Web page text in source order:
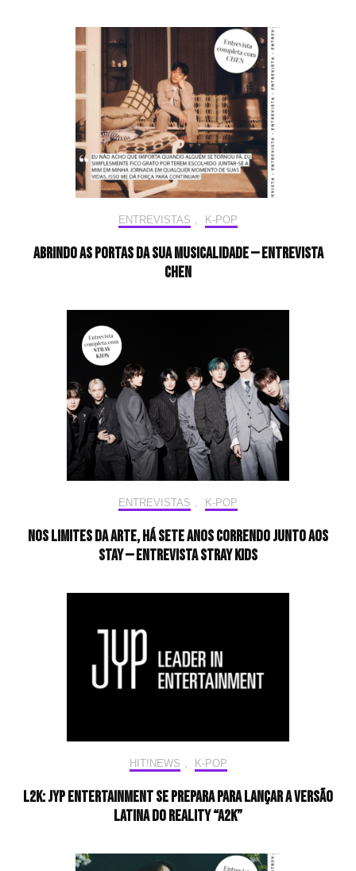
ENTREVISTAS K-POP
Abrindo as portas da sua musicalidade — Entrevista
CHEN
ENTREVISTAS K-POP
Nos limites da arte, há sete anos correndo junto aos
STAY — Entrevista Stray Kids
HIT!NEWS K-POP
L2K: JYP Entertainment se prepara para lançar a versão
latina do reality “A2K”